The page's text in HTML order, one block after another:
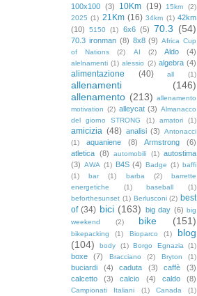
100x100 (3) 10Km (19) 15km
(2)
2025 (1) 21Km (16) 34km (1) 42km
(10)
5150 (1) 6x6 (5) 70.3 (54)
70.3 ironman (8) 8x8 (9) Africa Cup
of Nations
(2) AI (2) Aldo (4)
alelnamenti (1) alessio (2) algebra (4)
alimentazione (40) all (1)
allenamenti
(146)
allenamento (213) allenamento
motivation (2) alleycat (3) Almanacco
del giorno STRONG
(1) amatori (1)
amicizia (48) analisi (3)
Antonacci
(1)
aquaniene (8) Armstrong
(6)
atletica (8) automobili (1) autostima
(3) AWA (1) B4S (4) Badge (1) baffi
(1)
bar (1) barba (2)
barrette
energetiche
(1) baseball
(1)
beforthesunset (1) Berlusconi (2) best
of (34) bici (163) big day (6) big
weekend
(2) bike (151)
bikepacking (1) Bioparco (1)
blog
(104)
body (1) Borgo Egnazia (1)
boxe (7) Bracciano (2) Bryton (1)
buciardi (4) caduta (3) caffè
(3)
calcetto
(3) calcio (4) caldo (8)
Campionati Italiani (1) Canada
(1)